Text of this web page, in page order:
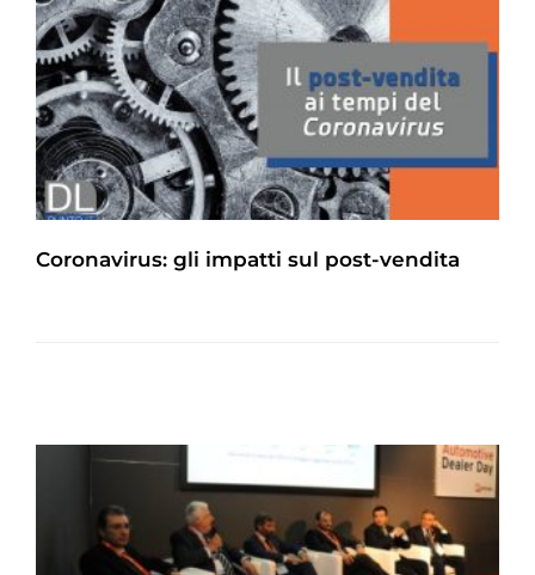
Coronavirus: gli impatti sul post-vendita